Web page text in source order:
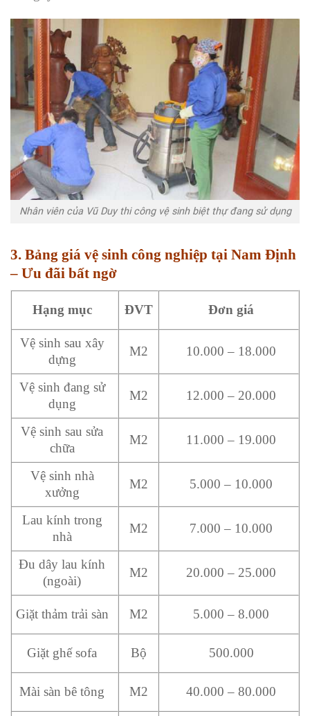
Nhân viên của Vũ Duy thi công vệ sinh biệt thự đang sử dụng
3. Bảng giá vệ sinh công nghiệp tại Nam Định
– Ưu đãi bất ngờ
Hạng mục ĐVT Đơn giá
Vệ sinh sau xây
dựng
M2 10.000 – 18.000
Vệ sinh đang sử
dụng
M2 12.000 – 20.000
Vệ sinh sau sửa
chữa
M2 11.000 – 19.000
Vệ sinh nhà
xưởng
M2 5.000 – 10.000
Lau kính trong
nhà
M2 7.000 – 10.000
Đu dây lau kính
(ngoài)
M2 20.000 – 25.000
Giặt thảm trải sàn M2 5.000 – 8.000
Giặt ghế sofa Bộ 500.000
Mài sàn bê tông M2 40.000 – 80.000